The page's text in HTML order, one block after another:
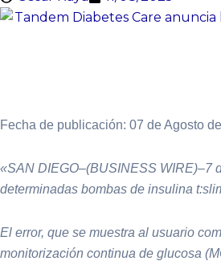
Fecha de publicación: 07 de Agosto
«SAN DIEGO–(BUSINESS WIRE)–7
determinadas bombas de insulina
El error, que se muestra al usuario
monitorización continua de glucosa